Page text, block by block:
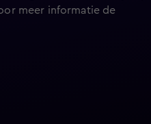
meer informatie de